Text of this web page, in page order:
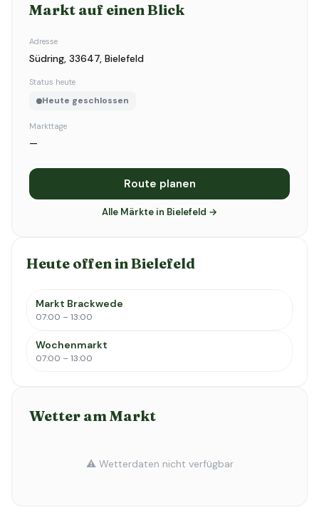
Markt auf einen Blick
Adresse
Südring, 33647, Bielefeld
Status heute
Heute geschlossen
Markttage
—
Route planen
Alle Märkte in Bielefeld →
Heute offen in Bielefeld
Markt Brackwede
07:00 – 13:00
Wochenmarkt
07:00 – 13:00
Wetter am Markt
⚠️ Wetterdaten nicht verfügbar